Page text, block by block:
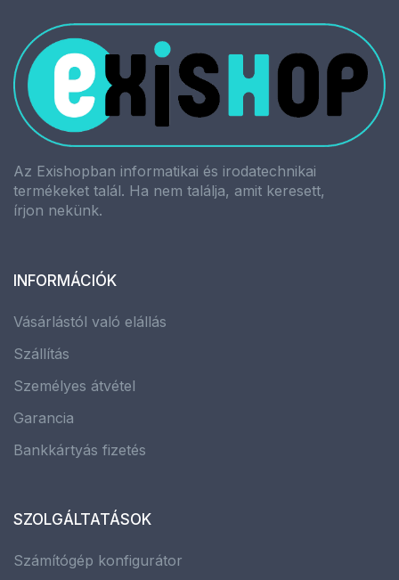
Az Exishopban informatikai és irodatechnikai
termékeket talál. Ha nem találja, amit keresett,
írjon nekünk.
INFORMÁCIÓK
Vásárlástól való elállás
Szállítás
Személyes átvétel
Garancia
Bankkártyás fizetés
SZOLGÁLTATÁSOK
Számítógép konfigurátor